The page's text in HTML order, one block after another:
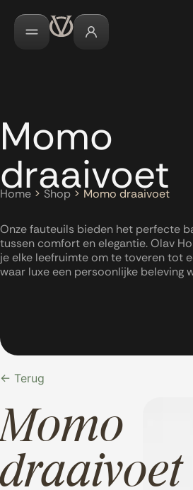
Momo
draaivoet
Home > Shop > Momo draaivoet
Onze fauteuils bieden het perfecte
tussen comfort en elegantie. Olav
je elke leefruimte om te toveren tot
waar luxe een persoonlijke beleving
← Terug
Momo
draaivoet